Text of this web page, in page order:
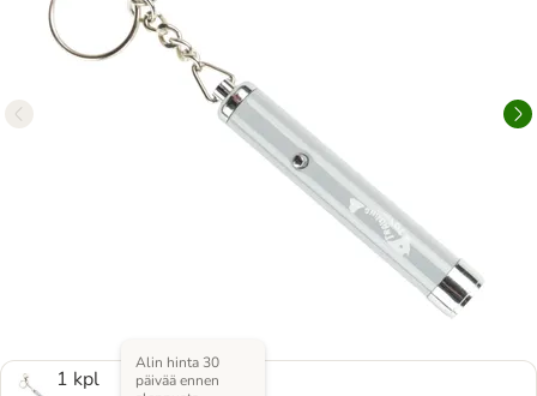
1 kpl
Alin hinta 30
päivää ennen